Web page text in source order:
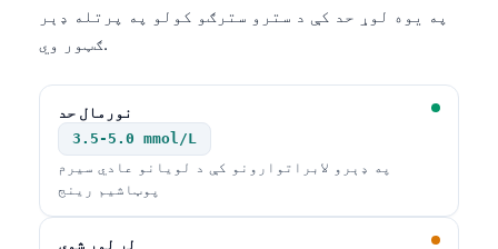
په یوه لوړ حد کې د سترو سترګو کولو په پرتله ډېر
ګټور وي.
نورمال حد
3.5-5.0 mmol/L
په ډېرو لابراتوارونو کې د لویانو عادي سیرم
پوټاشیم رینج
لږ لوړ شوی